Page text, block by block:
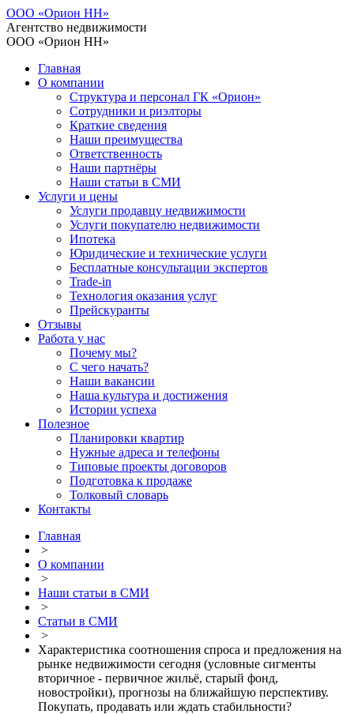
ООО «Орион НН»
Агентство недвижимости
ООО «Орион НН»
Главная
О компании
Структура и персонал ГК «Орион»
Сотрудники и риэлторы
Краткие сведения
Наши преимущества
Ответственность
Наши партнёры
Наши статьи в СМИ
Услуги и цены
Услуги продавцу недвижимости
Услуги покупателю недвижимости
Ипотека
Юридические и технические услуги
Бесплатные консультации экспертов
Trade-in
Технология оказания услуг
Прейскуранты
Отзывы
Работа у нас
Почему мы?
С чего начать?
Наши вакансии
Наша культура и достижения
Истории успеха
Полезное
Планировки квартир
Нужные адреса и телефоны
Типовые проекты договоров
Подготовка к продаже
Толковый словарь
Контакты
Главная
>
О компании
>
Наши статьи в СМИ
>
Статьи в СМИ
>
Характеристика соотношения спроса и предложения на
рынке недвижимости сегодня (условные сигменты
вторичное - первичное жильё, старый фонд,
новостройки), прогнозы на ближайшую перспективу.
Покупать, продавать или ждать стабильности?